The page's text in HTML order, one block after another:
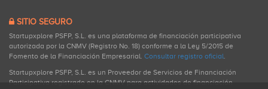
SITIO SEGURO
Startupxplore PSFP, S.L. es una plataforma de financiación participativa
autorizada por la CNMV (Registro No. 18) conforme a la Ley 5/2015 de
Fomento de la Financiación Empresarial. Consultar registro oficial.
Startupxplore PSFP, S.L. es un Proveedor de Servicios de Financiación
Participativa registrado en la CNMV para actividades de financiación